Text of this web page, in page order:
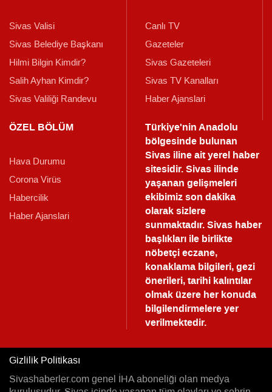
Sivas Valisi
Sivas Belediye Başkanı
Hilmi Bilgin Kimdir?
Salih Ayhan Kimdir?
Sivas Valiliği Randevu
Canlı TV
Gazeteler
Sivas Gazeteleri
Sivas TV Kanalları
Haber Ajanslari
ÖZEL BÖLÜM
Hava Durumu
Corona Virüs
Habercilik
Haber Ajanslari
Türkiye'nin Anadolu
bölgesinde bulunan
Sivas iline ait yerel haber
sitesidir. Sivas ilinde
yaşanan gelişmeleri
ekibimiz son dakika
olarak sizlere
sunmaktadır.Sivas haber
başlıkları ile birlikte
nöbetçi eczane,
konaklama bilgileri, gezi
önerileri, tarihi kalıntılar
olmak üzere her konuda
bilgilendirmelere yer
verilmektedir.
Gizlilik Politikası
Sivashaberler.com genel İHA aboneliği olan medya